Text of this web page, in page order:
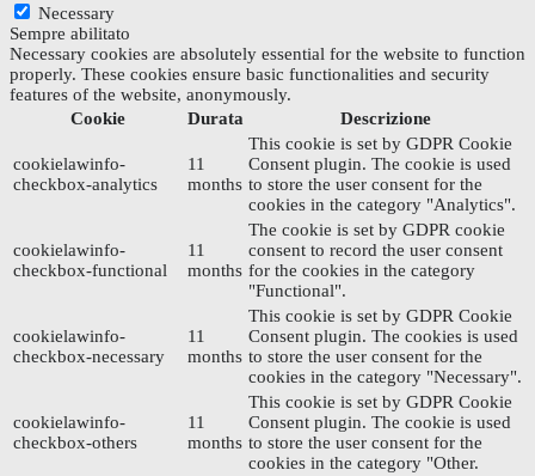
Necessary
Sempre abilitato
Necessary cookies are absolutely essential for the website to function
properly. These cookies ensure basic functionalities and security
features of the website, anonymously.
Cookie
Durata Descrizione
cookielawinfo-
checkbox-analytics
11
months
This cookie is set by GDPR Cookie
Consent plugin. The cookie is used
to store the user consent for the
cookies in the category "Analytics".
cookielawinfo-
checkbox-functional
11
months
The cookie is set by GDPR cookie
consent to record the user consent
for the cookies in the category
"Functional".
cookielawinfo-
checkbox-necessary
11
months
This cookie is set by GDPR Cookie
Consent plugin. The cookies is used
to store the user consent for the
cookies in the category "Necessary".
cookielawinfo-
checkbox-others
11
months
This cookie is set by GDPR Cookie
Consent plugin. The cookie is used
to store the user consent for the
cookies in the category "Other.